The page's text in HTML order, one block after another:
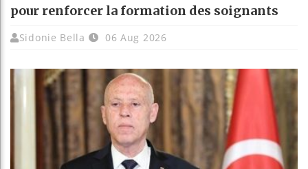
pour renforcer la formation des soignants
Sidonie Bella 06 Aug 2026